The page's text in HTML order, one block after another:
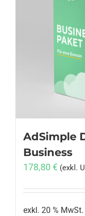
AdSimple
Business
178,80 € (exkl.
exkl. 20 % MwSt.